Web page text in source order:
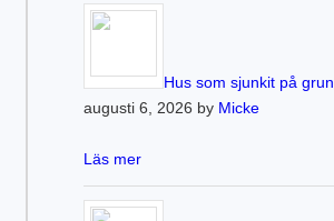
Hus som sjunkit på
augusti 6, 2026 by Micke
Läs mer